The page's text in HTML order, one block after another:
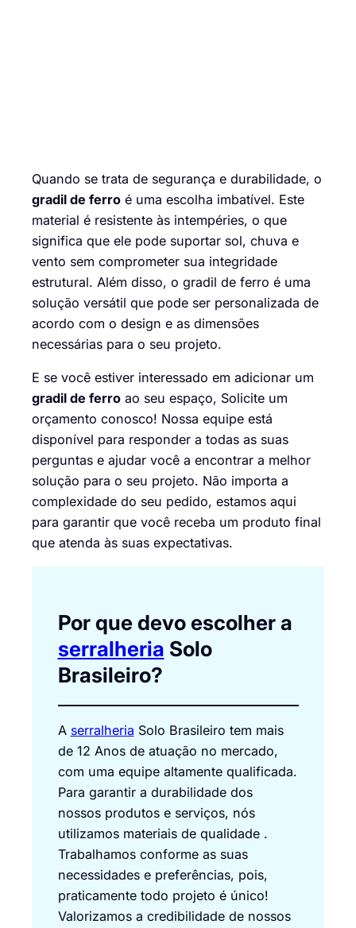
Quando se trata de segurança e durabilidade, o
gradil de ferro é uma escolha imbatível. Este
material é resistente às intempéries, o que
significa que ele pode suportar sol, chuva e
vento sem comprometer sua integridade
estrutural. Além disso, o gradil de ferro é uma
solução versátil que pode ser personalizada de
acordo com o design e as dimensões
necessárias para o seu projeto.
E se você estiver interessado em adicionar um
gradil de ferro ao seu espaço, Solicite um
orçamento conosco! Nossa equipe está
disponível para responder a todas as suas
perguntas e ajudar você a encontrar a melhor
solução para o seu projeto. Não importa a
complexidade do seu pedido, estamos aqui
para garantir que você receba um produto final
que atenda às suas expectativas.
Por que devo escolher a
serralheria Solo
Brasileiro?
A serralheria Solo Brasileiro tem mais
de 12 Anos de atuação no mercado,
com uma equipe altamente qualificada.
Para garantir a durabilidade dos
nossos produtos e serviços, nós
utilizamos materiais de qualidade .
Trabalhamos conforme as suas
necessidades e preferências, pois,
praticamente todo projeto é único!
Valorizamos a credibilidade de nossos